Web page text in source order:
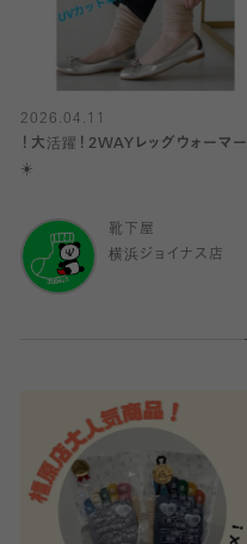
2026.04.11
！大活躍！2WAYレッグウォーマー
☀️
靴下屋
横浜ジョイナス店